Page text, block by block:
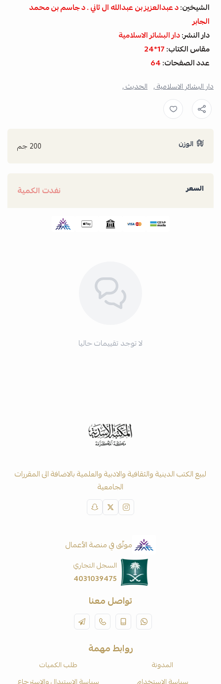
الشيخين:د عبدالعزيز بن عبدالله ال ثاني . د جاسم بن محمد
الجابر
دار النشر:دار البشائر الاسلامية
مقاس الكتاب:17*24
عدد الصفحات:64
دار البشائر الاسلامية , الحديث ,
الوزن 200 جم
السعر نفدت الكمية
لا توجد تقييمات حاليا
لبيع الكتب الدينية والثقافية والادبية والعلمية بالاضافة الى المقررات
الجامعية
موثّق في منصة الأعمال
السجل التجاري
4031039475
تواصل معنا
روابط مهمة
المدونة
طلب الكميات